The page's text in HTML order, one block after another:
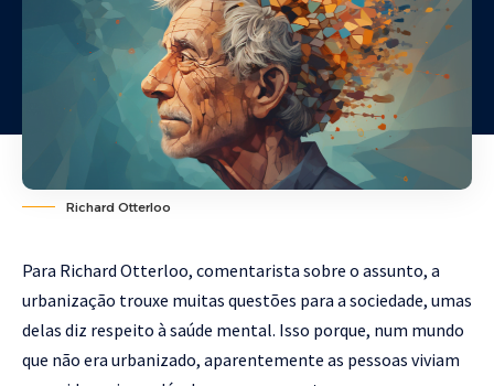
Richard Otterloo
Para Richard Otterloo, comentarista sobre o assunto, a
urbanização trouxe muitas questões para a sociedade, umas
delas diz respeito à saúde mental. Isso porque, num mundo
que não era urbanizado, aparentemente as pessoas viviam